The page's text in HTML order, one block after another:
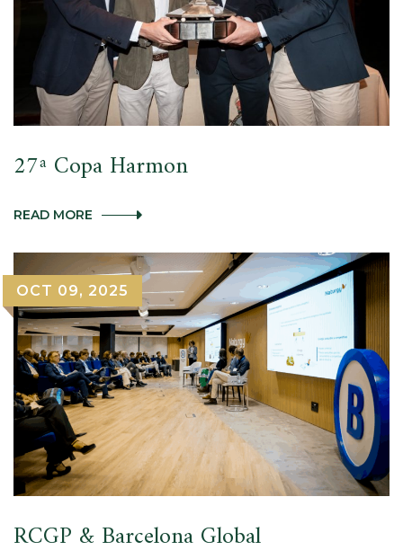
27ª Copa Harmon
READ MORE 27ª
OCT 09, 2025
RCGP & Barcelona Global